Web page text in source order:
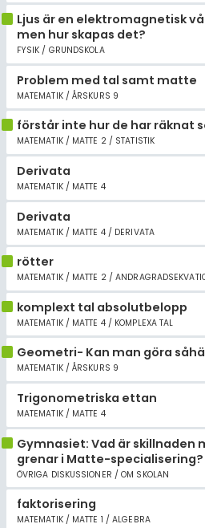
Ljus är en elektromagnetisk
men hur skapas det?
FYSIK / GRUNDSKOLA
Problem med tal samt matte
MATEMATIK / ÅRSKURS 9
förstår inte hur de har räknat
MATEMATIK / MATTE 2 / STATISTIK
Derivata
MATEMATIK / MATTE 4
Derivata
MATEMATIK / MATTE 4 / DERIVATA
rötter
MATEMATIK / MATTE 2 /
komplext tal absolutbelopp
MATEMATIK / MATTE 4 / KOMPLEXA TAL
Geometri- Kan man göra
MATEMATIK / ÅRSKURS 9
Trigonometriska ettan
MATEMATIK / MATTE 4
Gymnasiet: Vad är skillnaden
grenar i Matte-specialisering?
ÖVRIGA DISKUSSIONER / OM SKOLAN
faktorisering
MATEMATIK / MATTE 1 / ALGEBRA